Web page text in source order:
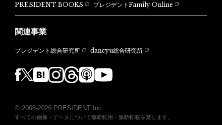
PRESIDENT BOOKS
プレジデントFamily Online
関連事業
プレジデント総合研究所 dancyu総合研究所
© 2008-2026 PRESIDENT Inc.
すべての画像・データについて無断転用・無断転載を禁じます。